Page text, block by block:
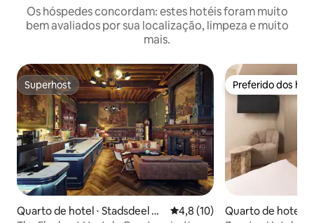
Os hóspedes concordam: estes hotéis foram muito
bem avaliados por sua localização, limpeza e muito
mais.
Superhost
Superhost
Quarto de hotel ⋅ Stadsdeel C
4,8 de uma avaliação média
4,8 (10)
Preferido dos
Preferido dos
Quarto de hotel ⋅